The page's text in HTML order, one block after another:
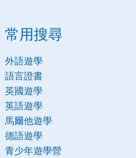
常用搜尋
外語遊學
語言證書
英國遊學
英語遊學
馬爾他遊學
德語遊學
青少年遊學營